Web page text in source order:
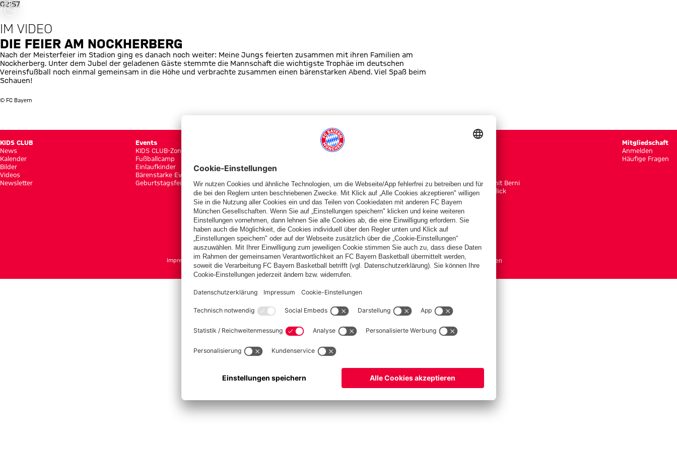
Die Feier am Nockherberg
ist
occurred,
try again
later.
02:57
IM VIDEO
DIE FEIER AM NOCKHERBERG
Nach der Meisterfeier im Stadion ging es danach noch weiter: Meine Jungs feierten zusammen mit ihren Familien am
Nockherberg. Unter dem Jubel der geladenen Gäste stemmte die Mannschaft die wichtigste Trophäe im deutschen
Vereinsfußball noch einmal gemeinsam in die Höhe und verbrachte zusammen einen bärenstarken Abend. Viel Spaß beim
Schauen!
© FC Bayern
KIDS CLUB
News
Kalender
Bilder
Videos
Newsletter
Events
KIDS CLUB-Zone
Fußballcamp
Einlaufkinder
Bärenstarke Events
Geburtstagsfeier
Allianz Arena
Partner
Unterwegs mit Berni
Bernis Rückklick
Mitgliedschaft
Anmelden
Häufige Fragen
fcbayern.com FC Bayern Museum Allianz Arena Basketball Partner
© FC Bayern München AG – 2026
Impressum Datenschutz AGB Barrierefreiheit Hinweisgebersystem FAQ Kontakt Verträge hier kündigen Cookie Einstellungen